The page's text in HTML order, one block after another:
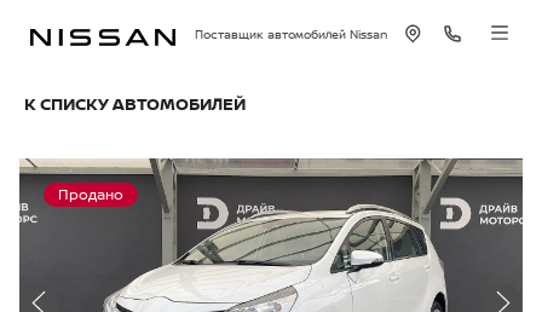
Поставщик автомобилей Nissan
К СПИСКУ АВТОМОБИЛЕЙ
Продано